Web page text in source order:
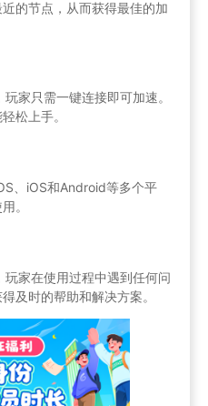
的节点，从而获得最佳的加
家只需一键连接即可加速。
松上手。
、iOS和Android等多个平
。
家在使用过程中遇到任何问
及时的帮助和解决方案。